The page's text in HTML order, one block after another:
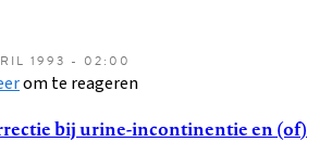
1993 - 02:00
om te reageren
bij urine-incontinentie en (of)